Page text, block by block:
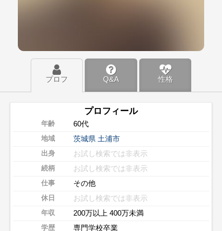
プロフ Q&A 性格
プロフィール
年齢 60代
地域 茨城県 土浦市
出身 お試し検索では非表示
続柄 お試し検索では非表示
仕事 その他
休日 お試し検索では非表示
年収 200万以上 400万未満
学歴 専門学校卒業